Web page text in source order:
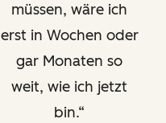
müssen, wäre ich
erst in Wochen oder
gar Monaten so
weit, wie ich jetzt
bin.